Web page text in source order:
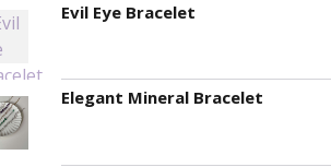
Evil Eye Bracelet
Elegant Mineral Bracelet